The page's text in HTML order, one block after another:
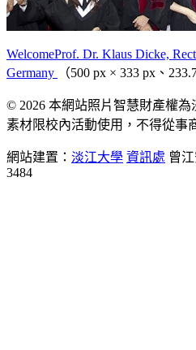
WelcomeProf. Dr. Klaus Dicke,
Germany
（500 px × 333 px、
© 2026 本網站照片智慧財產權
素材限校內活動使用，不得從事
網站建置： 淡江大學 資訊處 曾
3484